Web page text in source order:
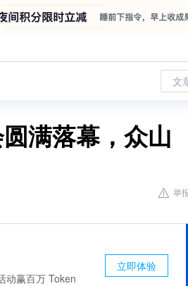
文
满落幕，众山
举
动赢百万 Token
立即体验